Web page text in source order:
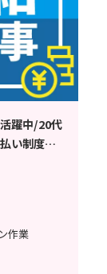
躍中/20代
い制度あ
作業